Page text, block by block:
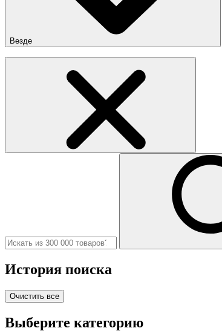
Везде
История поиска
Очистить все
Выберите категорию